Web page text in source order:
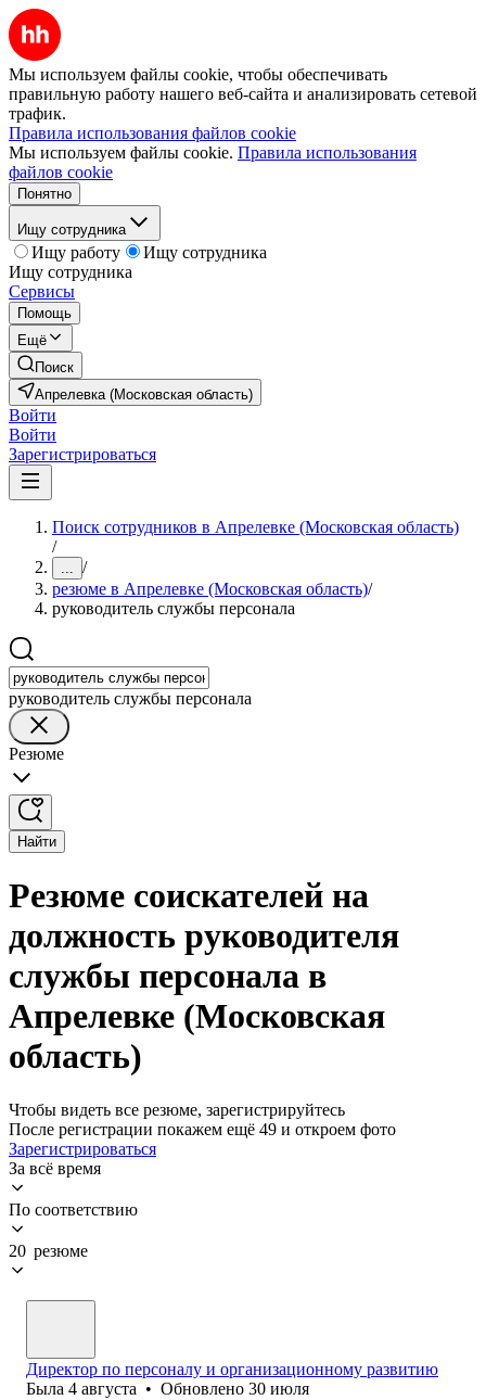
Мы используем файлы cookie, чтобы обеспечивать
правильную работу нашего веб-сайта и анализировать сетевой
трафик.
Правила использования файлов cookie
Мы используем файлы cookie. Правила использования
файлов cookie
Понятно
Ищу сотрудника
Ищу работу
Ищу сотрудника
Ищу сотрудника
Сервисы
Помощь
Ещё
Поиск
Апрелевка (Московская область)
Войти
Войти
Зарегистрироваться
Поиск сотрудников в Апрелевке (Московская область)
/
... /
резюме в Апрелевке (Московская область)/
руководитель службы персонала
руководитель службы персонала
Резюме
Найти
Резюме соискателей на
должность руководителя
службы персонала в
Апрелевке (Московская
область)
Чтобы видеть все резюме, зарегистрируйтесь
После регистрации покажем ещё 49 и откроем фото
Зарегистрироваться
За всё время
По соответствию
20 резюме
Директор по персоналу и организационному развитию
Была 4 августа • Обновлено 30 июля